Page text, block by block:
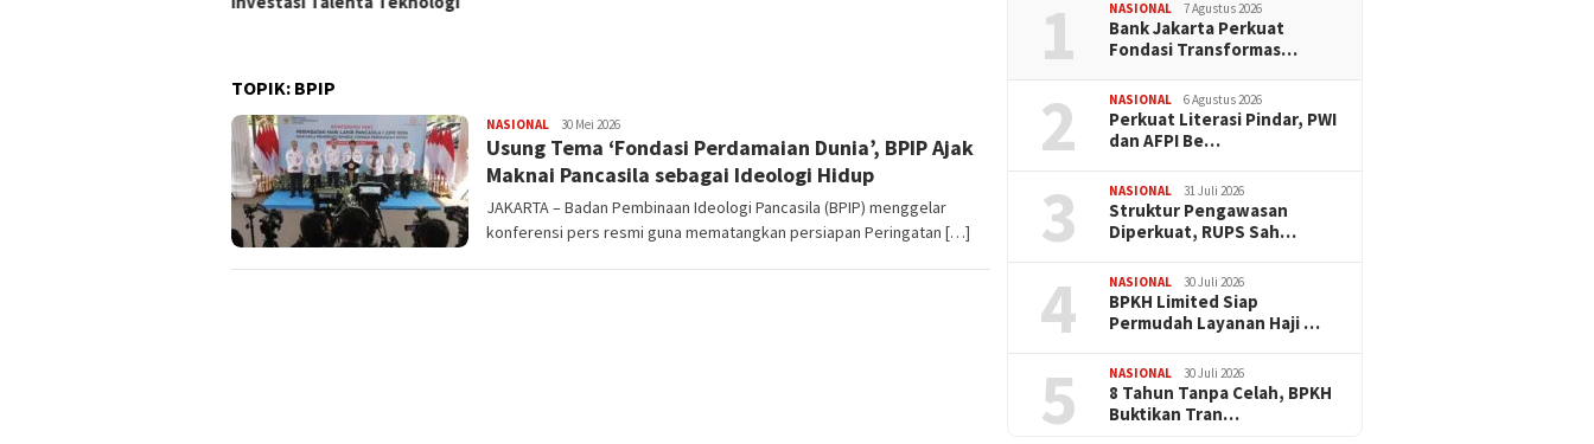
TOPIK: BPIP
NASIONAL Redaksi
30 Mei 2026
Usung Tema ‘Fondasi Perdamaian Dunia’, BPIP Ajak
Maknai Pancasila sebagai Ideologi Hidup
JAKARTA – Badan Pembinaan Ideologi Pancasila (BPIP) menggelar
konferensi pers resmi guna mematangkan persiapan Peringatan […]
1 NASIONAL 7 Agustus 2026
Bank Jakarta Perkuat
Fondasi Transformas…
2 NASIONAL 6 Agustus 2026
Perkuat Literasi Pindar, PWI
dan AFPI Be…
3 NASIONAL 31 Juli 2026
​Struktur Pengawasan
Diperkuat, RUPS Sah…
4 NASIONAL 30 Juli 2026
BPKH Limited Siap
Permudah Layanan Haji …
5 NASIONAL 30 Juli 2026
​8 Tahun Tanpa Celah, BPKH
Buktikan Tran…